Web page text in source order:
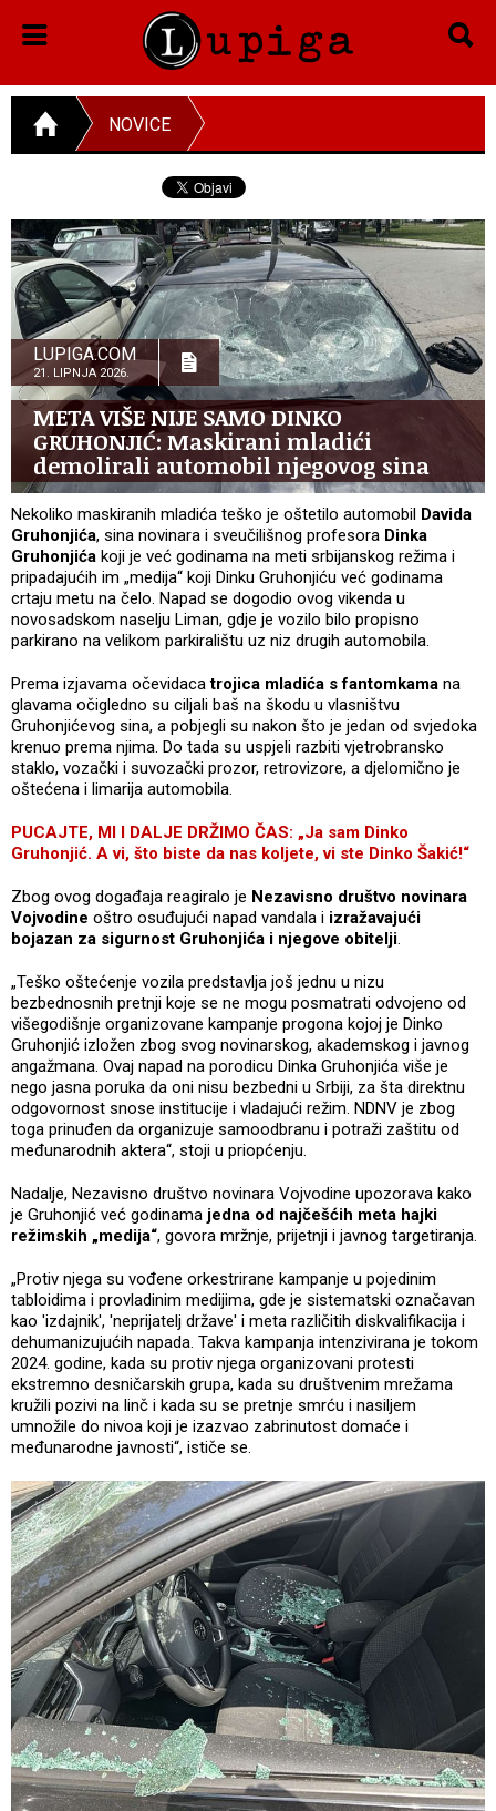
NOVICE
LUPIGA.COM
21. LIPNJA 2026.
META VIŠE NIJE SAMO DINKO
GRUHONJIĆ: Maskirani mladići
demolirali automobil njegovog sina
Nekoliko maskiranih mladića teško je oštetilo automobil Davida
Gruhonjića, sina novinara i sveučilišnog profesora Dinka
Gruhonjića koji je već godinama na meti srbijanskog režima i
pripadajućih im „medija“ koji Dinku Gruhonjiću već godinama
crtaju metu na čelo. Napad se dogodio ovog vikenda u
novosadskom naselju Liman, gdje je vozilo bilo propisno
parkirano na velikom parkiralištu uz niz drugih automobila.
Prema izjavama očevidacatrojica mladića s fantomkama na
glavama očigledno su ciljali baš na škodu u vlasništvu
Gruhonjićevog sina, a pobjegli su nakon što je jedan od svjedoka
krenuo prema njima. Do tada su uspjeli razbiti vjetrobransko
staklo, vozački i suvozački prozor, retrovizore, a djelomično je
oštećena i limarija automobila.
PUCAJTE, MI I DALJE DRŽIMO ČAS: „Ja sam Dinko
Gruhonjić. A vi, što biste da nas koljete, vi ste Dinko Šakić!“
Zbog ovog događaja reagiralo je Nezavisno društvo novinara
Vojvodine oštro osuđujući napad vandala i izražavajući
bojazan za sigurnost Gruhonjića i njegove obitelji.
„Teško oštećenje vozila predstavlja još jednu u nizu
bezbednosnih pretnji koje se ne mogu posmatrati odvojeno od
višegodišnje organizovane kampanje progona kojoj je Dinko
Gruhonjić izložen zbog svog novinarskog, akademskog i javnog
angažmana. Ovaj napad na porodicu Dinka Gruhonjića više je
nego jasna poruka da oni nisu bezbedni u Srbiji, za šta direktnu
odgovornost snose institucije i vladajući režim. NDNV je zbog
toga prinuđen da organizuje samoodbranu i potraži zaštitu od
međunarodnih aktera“, stoji u priopćenju.
Nadalje, Nezavisno društvo novinara Vojvodine upozorava kako
je Gruhonjić već godinama jedna od najčešćih meta hajki
režimskih „medija“, govora mržnje, prijetnji i javnog targetiranja.
„Protiv njega su vođene orkestrirane kampanje u pojedinim
tabloidima i provladinim medijima, gde je sistematski označavan
kao 'izdajnik', 'neprijatelj države' i meta različitih diskvalifikacija i
dehumanizujućih napada. Takva kampanja intenzivirana je tokom
2024. godine, kada su protiv njega organizovani protesti
ekstremno desničarskih grupa, kada su društvenim mrežama
kružili pozivi na linč i kada su se pretnje smrću i nasiljem
umnožile do nivoa koji je izazvao zabrinutost domaće i
međunarodne javnosti“, ističe se.